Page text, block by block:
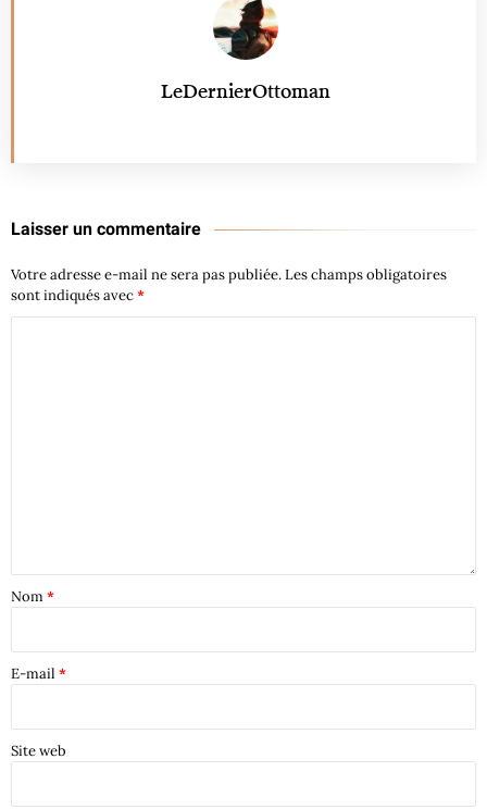
LeDernierOttoman
Laisser un commentaire
Votre adresse e-mail ne sera pas publiée.Les champs obligatoires
sont indiqués avec*
Nom*
E-mail *
Site web